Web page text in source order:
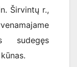
Širvintų r.,
sudegęs